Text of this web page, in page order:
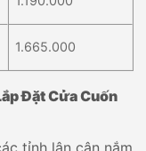
1.665.000
Đặt Cửa Cuốn